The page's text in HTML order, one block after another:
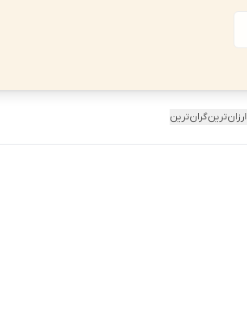
ارزان‌ترینگران‌ترین